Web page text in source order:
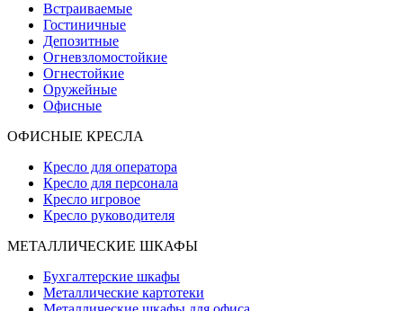
Встраиваемые
Гостиничные
Депозитные
Огневзломостойкие
Огнестойкие
Оружейные
Офисные
ОФИСНЫЕ КРЕСЛА
Кресло для оператора
Кресло для персонала
Кресло игровое
Кресло руководителя
МЕТАЛЛИЧЕСКИЕ ШКАФЫ
Бухгалтерские шкафы
Металлические картотеки